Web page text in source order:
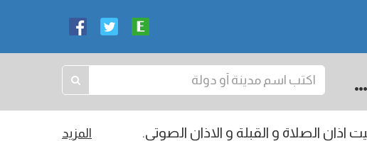
Cul de Sac: مواقيت الصلاة اذان الفجر و المغرب في اليوم - ساينت مارتن هولندي
اذان الصلاة و القبلة و الاذان الصوتي. المزيد